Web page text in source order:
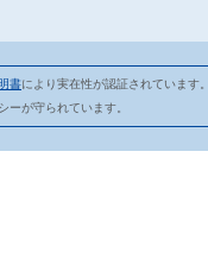
書により実在性が認証されています
ーが守られています。